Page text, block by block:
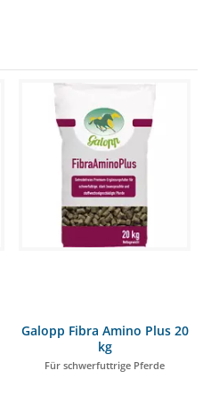
Galopp Fibra Amino Plus 20
kg
Für schwerfuttrige Pferde